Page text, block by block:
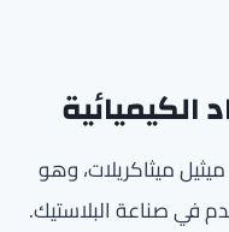
الكيميائية
ألف لتر من ميثيل ميثاكريلات، وهو
في صناعة البلاستيك.